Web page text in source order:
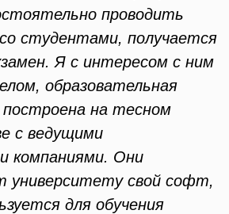
проводить
студентами, получается
Я с интересом с ним
образовательная
построена на тесном
с ведущими
компаниями. Они
университету свой софт,
для обучения